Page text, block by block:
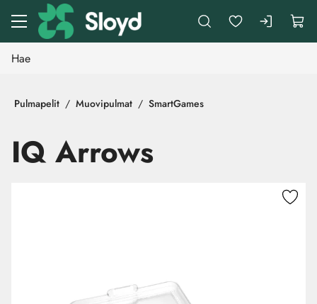
Siirry pääsisältöön
Pulmapelit Muovipulmat SmartGames
IQ Arrows